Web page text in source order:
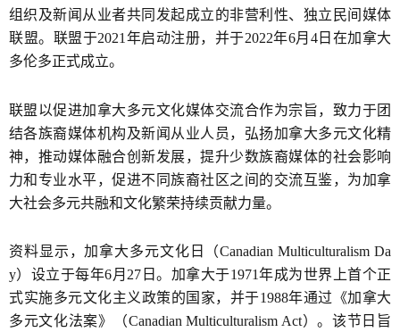
组织及新闻从业者共同发起成立的非营利性、独立民间媒体
联盟。联盟于2021年启动注册，并于2022年6月4日在加拿大
多伦多正式成立。
联盟以促进加拿大多元文化媒体交流合作为宗旨，致力于团
结各族裔媒体机构及新闻从业人员，弘扬加拿大多元文化精
神，推动媒体融合创新发展，提升少数族裔媒体的社会影响
力和专业水平，促进不同族裔社区之间的交流互鉴，为加拿
大社会多元共融和文化繁荣持续贡献力量。
资料显示，加拿大多元文化日（Canadian Multiculturalism Da
y）设立于每年6月27日。加拿大于1971年成为世界上首个正
式实施多元文化主义政策的国家，并于1988年通过《加拿大
多元文化法案》（Canadian Multiculturalism Act）。该节日旨